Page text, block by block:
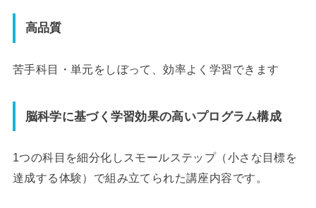
高品質
苦手科目・単元をしぼって、効率よく学習できます
脳科学に基づく学習効果の高いプログラム構成
1つの科目を細分化しスモールステップ（小さな目標を
達成する体験）で組み立てられた講座内容です。